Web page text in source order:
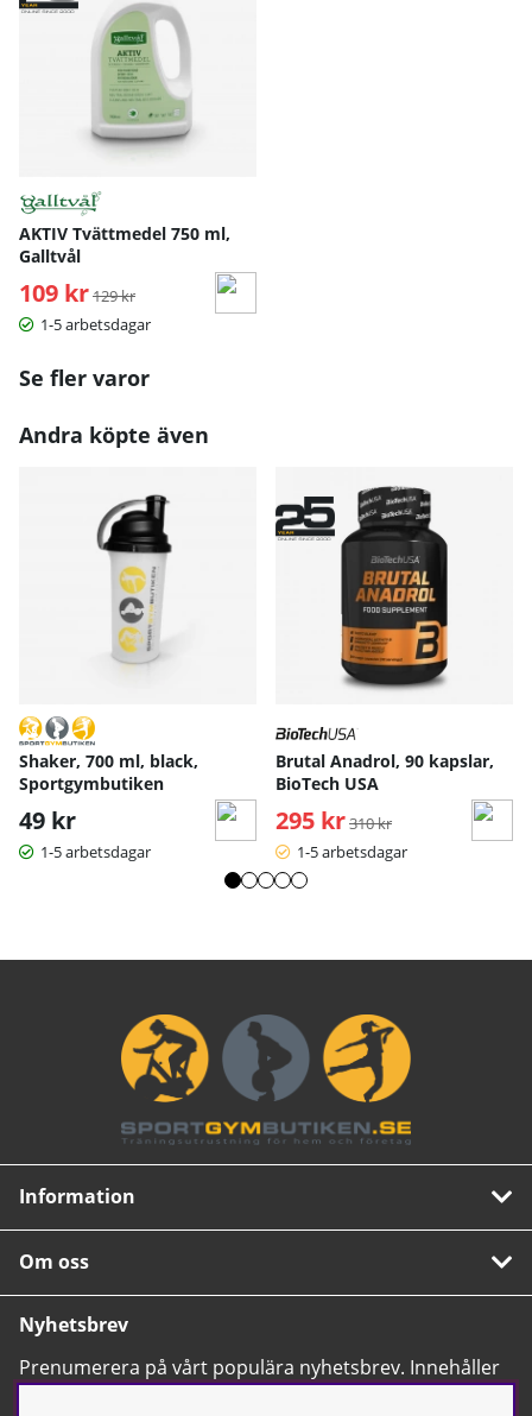
AKTIV Tvättmedel 750 ml,
Galltvål
109 kr Ordinarie pris:
129 kr
1-5 arbetsdagar
Se fler varor
Andra köpte även
Shaker, 700 ml, black,
Sportgymbutiken
49 kr
1-5 arbetsdagar
Brutal Anadrol, 90 kapslar,
BioTech USA
295 kr Ordinarie pris:
310 kr
1-5 arbetsdagar
Information
Om oss
Nyhetsbrev
Prenumerera på vårt populära nyhetsbrev. Innehåller
tips, nyheter och våra allra bästa erbjudanden.